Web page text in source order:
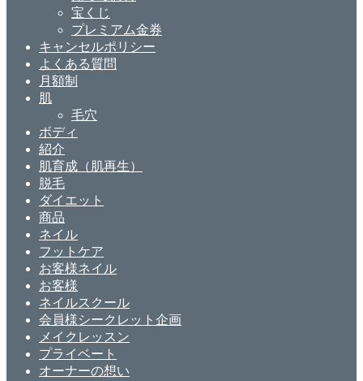
宝くじ
プレミアム金券
キャンセルポリシー
よくある質問
月額制
肌
毛穴
ボディ
紹介
肌育成（肌再生）
脱毛
ダイエット
商品
ネイル
フットケア
お客様ネイル
お客様
ネイルスクール
会員様シークレット企画
メイクレッスン
プライベート
オーナーの想い